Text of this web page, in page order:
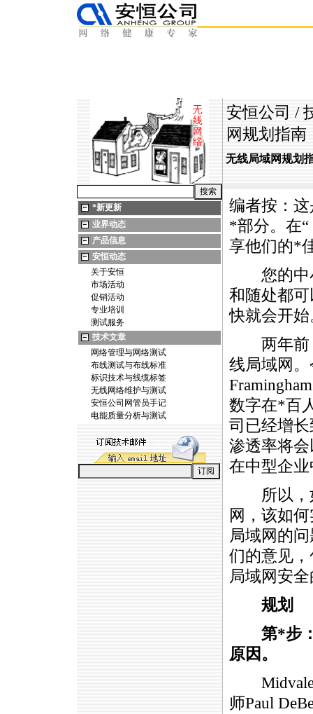
*新更新
业界动态
产品信息
安恒动态
关于安恒
市场活动
促销活动
专业培训
测试服务
技术文章
网络管理与网络测试
布线测试与布线标准
标识技术与线缆标签
无线网络维护与测试
安恒公司网管员手记
电能质量分析与测试
安恒公司 /
网规划指南
无线局域网规划
编者按：
*部分。在
享他们的*
您的中
和随处都
快就会开始
两年前，
线局域网。
数字在*百
司已经增
渗透率将
在中型企
所以，如
网，该如
局域网的
们的意见
局域网安
规划
第*步
原因。
Midvale
师Paul